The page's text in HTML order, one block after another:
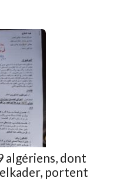
algériens, dont
portent